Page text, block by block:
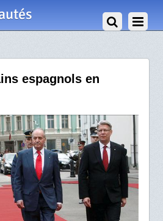
espagnols en